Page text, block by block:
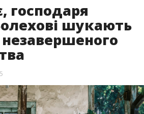
господаря
шукають